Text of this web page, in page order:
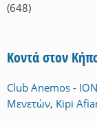
(648)
Κοντά στον
Club Anemos -
Μενετών, Kipi